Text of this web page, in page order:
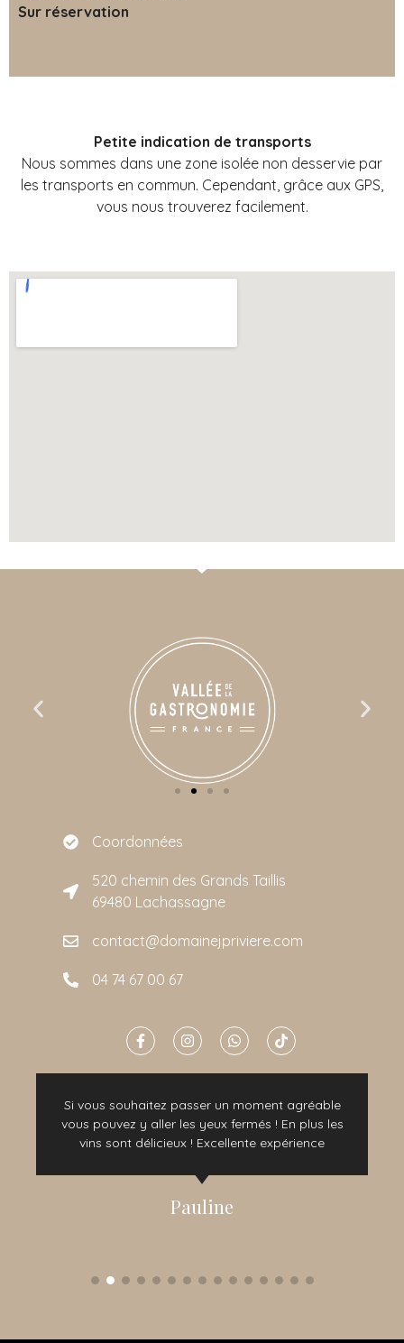
Sur réservation
Petite indication de transports
Nous sommes dans une zone isolée non desservie par
les transports en commun. Cependant, grâce aux GPS,
vous nous trouverez facilement.
Coordonnées
520 chemin des Grands Taillis
69480 Lachassagne
contact@domainejpriviere.com
04 74 67 00 67
Si vous souhaitez passer un moment agréable
vous pouvez y aller les yeux fermés ! En plus les
vins sont délicieux ! Excellente expérience
Pauline